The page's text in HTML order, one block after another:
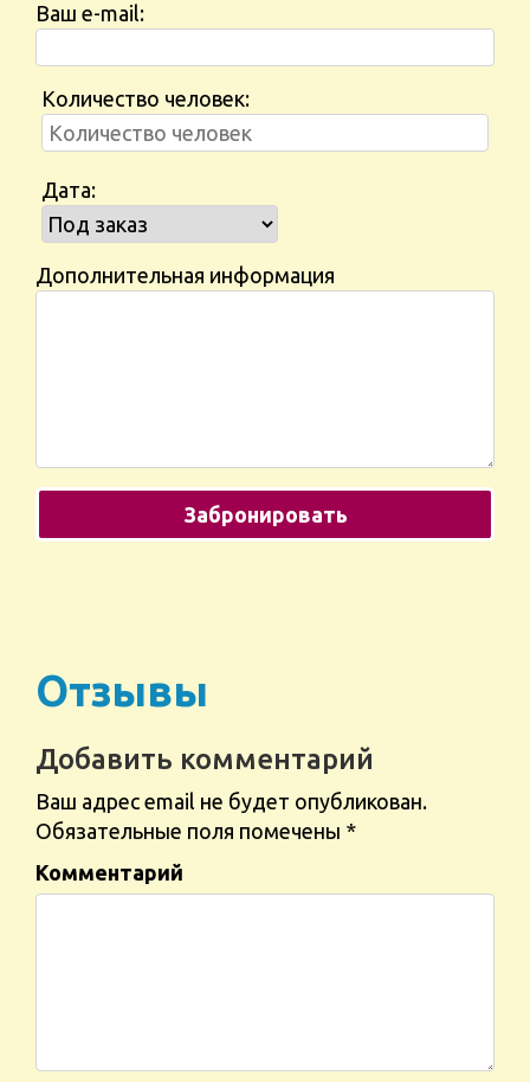
Ваш e-mail:
Количество человек:
Дата:
Дополнительная информация
Отзывы
Добавить комментарий
Ваш адрес email не будет опубликован.
Обязательные поля помечены *
Комментарий